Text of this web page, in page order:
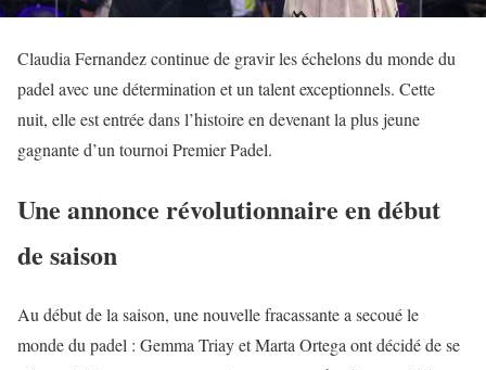
Claudia Fernandez continue de gravir les échelons du monde du
padel avec une détermination et un talent exceptionnels. Cette
nuit, elle est entrée dans l’histoire en devenant la plus jeune
gagnante d’un tournoi Premier Padel.
Une annonce révolutionnaire en début
de saison
Au début de la saison, une nouvelle fracassante a secoué le
monde du padel : Gemma Triay et Marta Ortega ont décidé de se